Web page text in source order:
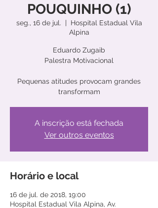
POUQUINHO (1)
seg., 16 de jul.
  |
Hospital Estadual Vila
Alpina
Eduardo Zugaib
Palestra Motivacional
Pequenas atitudes provocam grandes
transformam
A inscrição está fechada
Ver outros eventos
Horário e local
16 de jul. de 2018, 19:00
Hospital Estadual Vila Alpina, Av.